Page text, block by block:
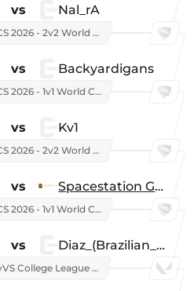
vs Nal_rA
RLCS 2026 - 2v2 World Championship
vs Backyardigans
RLCS 2026 - 1v1 World Championship
vs Kv1
RLCS 2026 - 2v2 World Championship
vs Spacestation Gaming
RLCS 2026 - 1v1 World Championship
vs Diaz_(Brazilian_Player)
PlayVS College League 2025: Fall